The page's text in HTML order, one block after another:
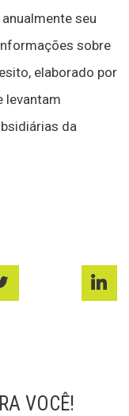
seu
sobre
elaborado por
levantam
da
VOCÊ!